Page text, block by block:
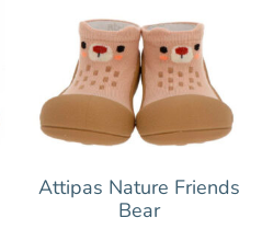
Attipas Nature Friends
Bear